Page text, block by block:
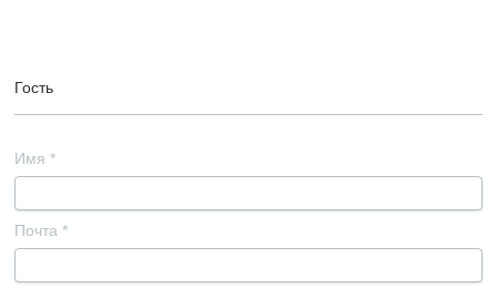
Гость
Имя *
Почта *